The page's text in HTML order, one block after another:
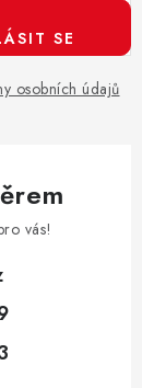
osobních údajů
SE
vás!